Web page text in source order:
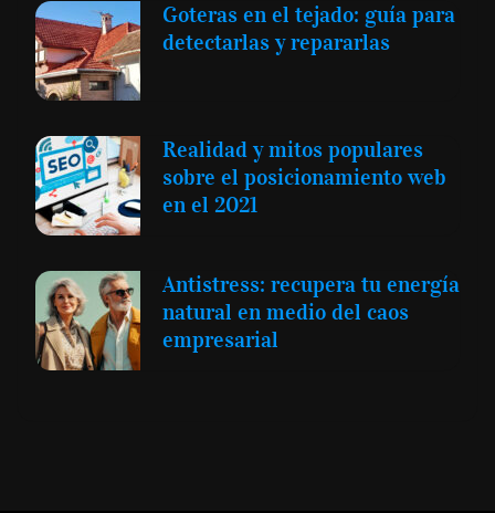
Goteras en el tejado: guía para
detectarlas y repararlas
Realidad y mitos populares
sobre el posicionamiento web
en el 2021
Antistress: recupera tu energía
natural en medio del caos
empresarial